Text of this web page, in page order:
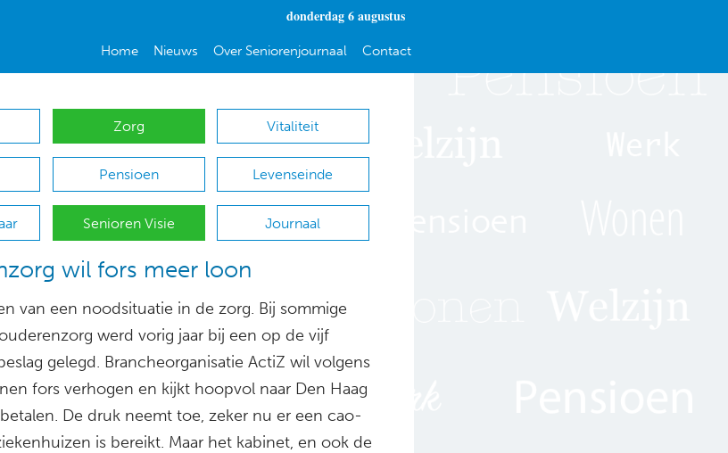
donderdag 6 augustus
Home Nieuws Over Seniorenjournaal Contact
Zorg Vitaliteit
Pensioen Levenseinde
Senioren Visie Journaal
wil fors meer loon
van een noodsituatie in de zorg. Bij sommige
werd vorig jaar bij een op de vijf
gelegd. Brancheorganisatie ActiZ wil volgens
fors verhogen en kijkt hoopvol naar Den Haag
De druk neemt toe, zeker nu er een cao-
is bereikt. Maar het kabinet, en ook de